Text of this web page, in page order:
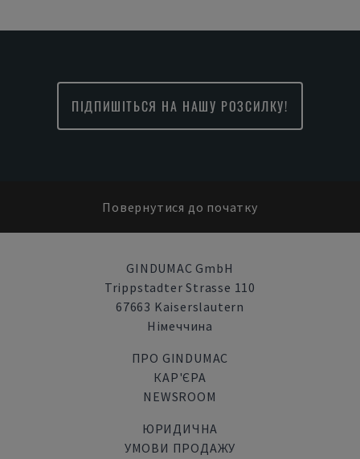
ПІДПИШІТЬСЯ НА НАШУ РОЗСИЛКУ!
Повернутися до початку
GINDUMAC GmbH
Trippstadter Strasse 110
67663 Kaiserslautern
Німеччина
ПРО GINDUMAC
КАР'ЄРА
NEWSROOM
ЮРИДИЧНА
УМОВИ ПРОДАЖУ